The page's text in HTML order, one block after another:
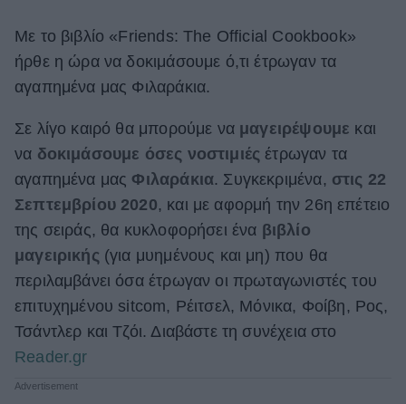
Living
Cooking
Green
Αφιερώματα
ΒΟΞ
Χωρίς Ταμπέλες
Με το βιβλίο «Friends: The Official Cookbook»
ήρθε η ώρα να δοκιμάσουμε ό,τι έτρωγαν τα
αγαπημένα μας Φιλαράκια.
Σε λίγο καιρό θα μπορούμε να μαγειρέψουμε και
να δοκιμάσουμε όσες νοστιμιές έτρωγαν τα
αγαπημένα μας Φιλαράκια. Συγκεκριμένα, στις 22
Σεπτεμβρίου 2020, και με αφορμή την 26η επέτειο
της σειράς, θα κυκλοφορήσει ένα βιβλίο
μαγειρικής (για μυημένους και μη) που θα
περιλαμβάνει όσα έτρωγαν οι πρωταγωνιστές του
επιτυχημένου sitcom, Ρέιτσελ, Μόνικα, Φοίβη, Ρος,
Τσάντλερ και Τζόι. Διαβάστε τη συνέχεια στο
Reader.gr